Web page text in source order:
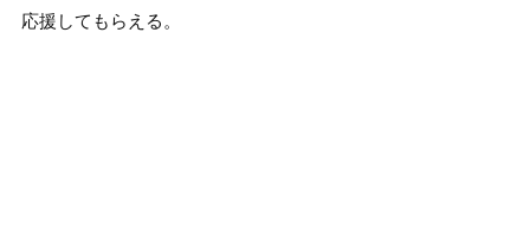
応援してもらえる。